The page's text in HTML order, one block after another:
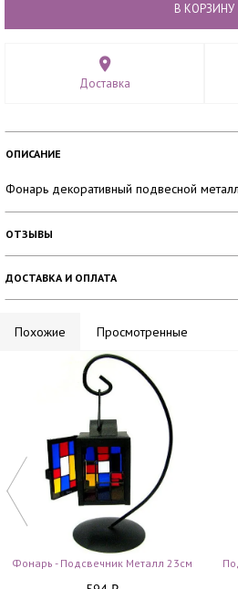
В КОРЗИНУ
Доставка
ОПИСАНИЕ
Фонарь декоративный подвесной
ОТЗЫВЫ
ДОСТАВКА И ОПЛАТА
Похожие Просмотренные
Фонарь - Подсвечник Металл 23см